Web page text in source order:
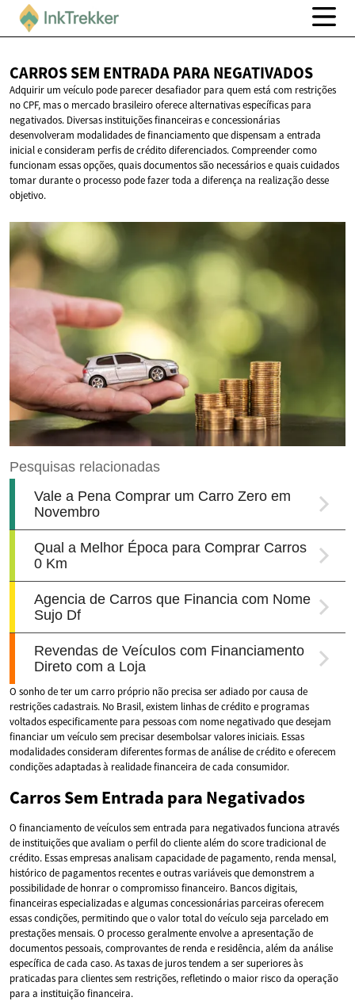
CARROS SEM ENTRADAPARA NEGATIVADOS
Adquirir um veículo pode parecer desafiador para quem está com restrições
no CPF, mas o mercado brasileiro oferece alternativas específicas para
negativados. Diversas instituições financeiras e concessionárias
desenvolveram modalidades de financiamento que dispensam a entrada
inicial e consideram perfis de crédito diferenciados. Compreender como
funcionam essas opções, quais documentos são necessários e quais cuidados
tomar durante o processo pode fazer toda a diferença na realização desse
objetivo.
O sonho de ter um carro próprio não precisa ser adiado por causa de
restrições cadastrais. No Brasil, existem linhas de crédito e programas
voltados especificamente para pessoas com nome negativado que desejam
financiar um veículo sem precisar desembolsar valores iniciais. Essas
modalidades consideram diferentes formas de análise de crédito e oferecem
condições adaptadas à realidade financeira de cada consumidor.
Carros Sem Entrada para Negativados
O financiamento de veículos sem entrada para negativados funciona através
de instituições que avaliam o perfil do cliente além do score tradicional de
crédito. Essas empresas analisam capacidade de pagamento, renda mensal,
histórico de pagamentos recentes e outras variáveis que demonstrem a
possibilidade de honrar o compromisso financeiro. Bancos digitais,
financeiras especializadas e algumas concessionárias parceiras oferecem
essas condições, permitindo que o valor total do veículo seja parcelado em
prestações mensais. O processo geralmente envolve a apresentação de
documentos pessoais, comprovantes de renda e residência, além da análise
específica de cada caso. As taxas de juros tendem a ser superiores às
praticadas para clientes sem restrições, refletindo o maior risco da operação
para a instituição financeira.